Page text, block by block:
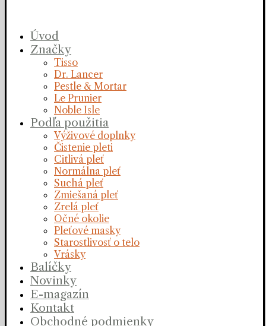
Úvod
Značky
Tisso
Dr. Lancer
Pestle & Mortar
Le Prunier
Noble Isle
Podľa použitia
Výživové doplnky
Čistenie pleti
Citlivá pleť
Normálna pleť
Suchá pleť
Zmiešaná pleť
Zrelá pleť
Očné okolie
Pleťové masky
Starostlivosť o telo
Vrásky
Balíčky
Novinky
E-magazín
Kontakt
Obchodné podmienky